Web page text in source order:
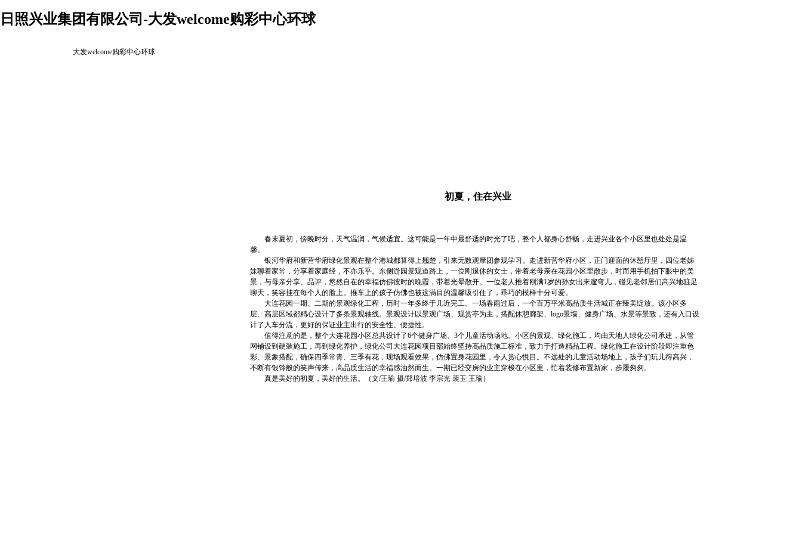
日照兴业集团有限公司-大发welcome购彩中心环球
大发welcome购彩中心环球
初夏，住在兴业
春末夏初，傍晚时分，天气温润，气候适宜。这可能是一年中最舒适的时光了吧，整个人都身心舒畅，走进兴业各个小区里也处处是温
馨。
银河华府和新营华府绿化景观在整个港城都算得上翘楚，引来无数观摩团参观学习。走进新营华府小区，正门迎面的休憩厅里，四位老姊
妹聊着家常，分享着家庭经，不亦乐乎。东侧游园景观道路上，一位刚退休的女士，带着老母亲在花园小区里散步，时而用手机拍下眼中的美
景，与母亲分享、品评，悠然自在的幸福仿佛彼时的晚霞，带着光晕散开。一位老人推着刚满1岁的孙女出来遛弯儿，碰见老邻居们高兴地驻足
聊天，笑容挂在每个人的脸上。推车上的孩子仿佛也被这满目的温馨吸引住了，乖巧的模样十分可爱。
大连花园一期、二期的景观绿化工程，历时一年多终于几近完工。一场春雨过后，一个百万平米高品质生活城正在臻美绽放。该小区多
层、高层区域都精心设计了多条景观轴线。景观设计以景观广场、观赏亭为主，搭配休憩廊架、logo景墙、健身广场、水景等景致，还有入口设
计了人车分流，更好的保证业主出行的安全性、便捷性。
值得注意的是，整个大连花园小区总共设计了6个健身广场、3个儿童活动场地。小区的景观、绿化施工，均由天地人绿化公司承建，从管
网铺设到硬装施工，再到绿化养护，绿化公司大连花园项目部始终坚持高品质施工标准，致力于打造精品工程。绿化施工在设计阶段即注重色
彩、景象搭配，确保四季常青、三季有花，现场观看效果，仿佛置身花园里，令人赏心悦目。不远处的儿童活动场地上，孩子们玩儿得高兴，
不断有银铃般的笑声传来，高品质生活的幸福感油然而生。一期已经交房的业主穿梭在小区里，忙着装修布置新家，步履匆匆。
真是美好的初夏，美好的生活。（文/王瑜 摄/郑培波 李宗光 裴玉 王瑜）